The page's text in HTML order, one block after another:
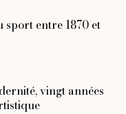
sport entre 1870 et
vingt années